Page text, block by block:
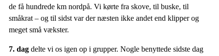
de få hundrede km nordpå. Vi kørte fra skove, til buske, til
småkrat – og til sidst var der næsten ikke andet end klipper og
meget små vækster.
7. dag delte vi os igen op i grupper. Nogle benyttede sidste dag